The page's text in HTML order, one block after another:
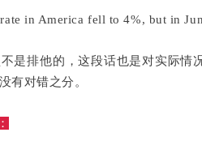
in America fell to 4%, but in
是排他的，这段话也是对实际情
有对错之分。